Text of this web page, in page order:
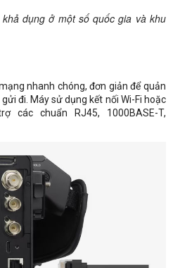
dụng ở một số quốc gia và khu
nhanh chóng, đơn giản để quản
đi. Máy sử dụng kết nối Wi-Fi hoặc
các chuẩn RJ45, 1000BASE-T,